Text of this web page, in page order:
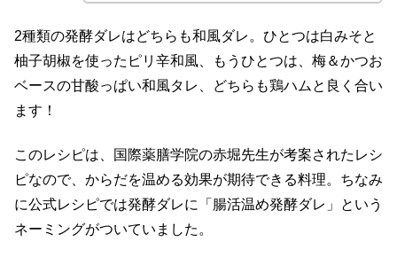
2種類の発酵ダレはどちらも和風ダレ。ひとつは白みそと
柚子胡椒を使ったピリ辛和風、もうひとつは、梅＆かつお
ベースの甘酸っぱい和風タレ、どちらも鶏ハムと良く合い
ます！
このレシピは、国際薬膳学院の赤堀先生が考案されたレシ
ピなので、からだを温める効果が期待できる料理。ちなみ
に公式レシピでは発酵ダレに「腸活温め発酵ダレ」という
ネーミングがついていました。